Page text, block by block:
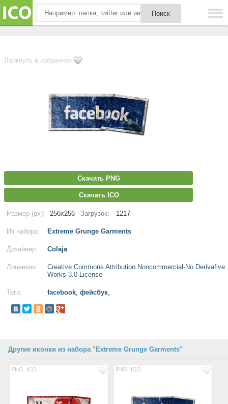
Лайкнуть в избранное
Скачать PNG
Скачать ICO
Размер (px): 256x256 Загрузок: 1217
Из набора: Extreme Grunge Garments
Дизайнер: Colaja
Лицензия:
Creative Commons Attribution Noncommercial-No Derivafive
Works 3.0 License
Теги: facebook, фейсбук,
Другие иконки из набора "Extreme Grunge Garments"
PNG ICO PNG ICO